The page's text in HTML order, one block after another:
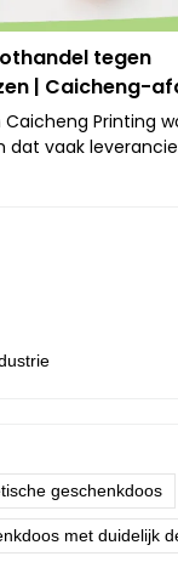
tegen
| Caicheng-
Printing
dat vaak
geschenkdoos
met duidelijk